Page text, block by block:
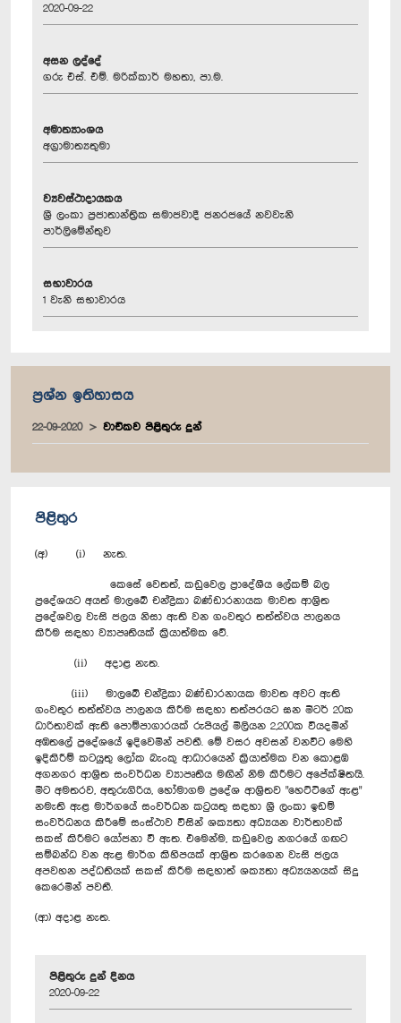
2020-09-22
අසන ලද්දේ
ගරු එස්. එම්. මරික්කාර් මහතා, පා.ම.
අමාත්‍යාංශය
අග්‍රාමාත්‍යතුමා
ව්‍යවස්ථාදායකය
ශ්‍රී ලංකා ප්‍රජාතාන්ත්‍රික සමාජවාදී ජනරජයේ නවවැනි
පාර්ලිමේන්තුව
සභාවාරය
1 වැනි සභාවාරය
ප්‍රශ්න ඉතිහාසය
22-09-2020 වාචිකව පිළිතුරු දුන්
පිළිතුර
(අ) (i) නැත.
කෙසේ වෙතත්, කඩුවෙල ප්‍රාදේශීය ලේකම් බල
ප්‍රදේශයට අයත් මාලබේ චන්ද්‍රිකා බණ්ඩාරනායක මාවත ආශ්‍රිත
ප්‍රදේශවල වැසි ජලය නිසා ඇති වන ගංවතුර තත්ත්වය පාලනය
කිරීම සඳහා ව්‍යාපෘතියක් ක්‍රියාත්මක වේ.
(ii) අදාළ නැත.
(iii) මාලබේ චන්ද්‍රිකා බණ්ඩාරනායක මාවත අවට ඇති
ගංවතුර තත්ත්වය පාලනය කිරීම සඳහා තත්පරයට ඝන මීටර් 20ක
ධාරිතාවක් ඇති පොම්පාගාරයක් රුපියල් මිලියන 2,200ක වියදමින්
අඹතලේ ප්‍රදේශයේ ඉදිවෙමින් පවතී. මේ වසර අවසන් වනවිට මෙහි
ඉදිකිරීම් කටයුතු ලෝක බැංකු ආධාරයෙන් ක්‍රියාත්මක වන කොළඹ
අගනගර ආශ්‍රිත සංවර්ධන ව්‍යාපෘතිය මඟින් නිම කිරීමට අපේක්ෂිතයි.
මීට අමතරව, අතුරුගිරිය, හෝමාගම ප්‍රදේශ ආශ්‍රිතව "හෙට්ටිගේ ඇළ"
නමැති ඇළ මාර්ගයේ සංවර්ධන කටුයතු සඳහා ශ්‍රී ලංකා ඉඩම්
සංවර්ධනය කිරීමේ සංස්ථාව විසින් ශක්‍යතා අධ්‍යයන වාර්තාවක්
සකස් කිරීමට යෝජනා වී ඇත. එමෙන්ම, කඩුවෙල නගරයේ ගඟට
සම්බන්ධ වන ඇළ මාර්ග කිහිපයක් ‍ආශ්‍රිත කරගෙන වැසි ජලය
අපවහන පද්ධතියක් සකස් කිරීම සඳහාත් ශක්‍යතා අධ්‍යයනයක් සිදු
කෙරෙමින් පවතී.
(ආ) අදාළ නැත.
පිළිතුරු දුන් දිනය
2020-09-22